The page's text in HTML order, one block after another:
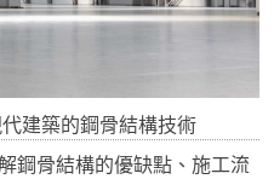
建築的鋼骨結構技術
鋼骨結構的優缺點、施工流